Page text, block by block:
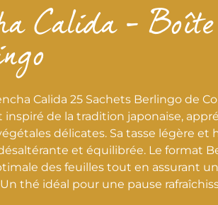
Calida –
Calida 25 Sachets Berlingo de
de la tradition japonaise,
délicates. Sa tasse légère et
et équilibrée. Le format
des feuilles tout en assurant
thé idéal pour une pause